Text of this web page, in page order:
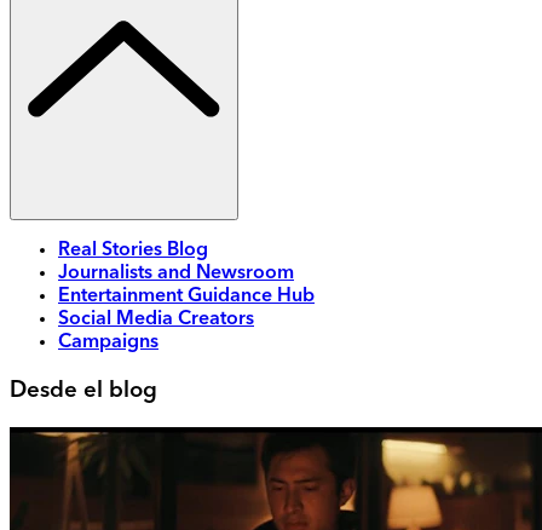
Real Stories Blog
Journalists and Newsroom
Entertainment Guidance Hub
Social Media Creators
Campaigns
Desde el blog